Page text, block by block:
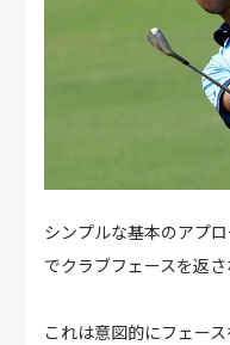
シンプルな基本のアプ
でクラブフェースを返さ
これは意図的にフェー